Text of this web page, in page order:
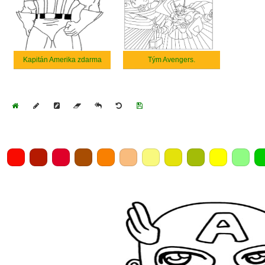
Kapitán Amerika zdarma Tým Avengers.